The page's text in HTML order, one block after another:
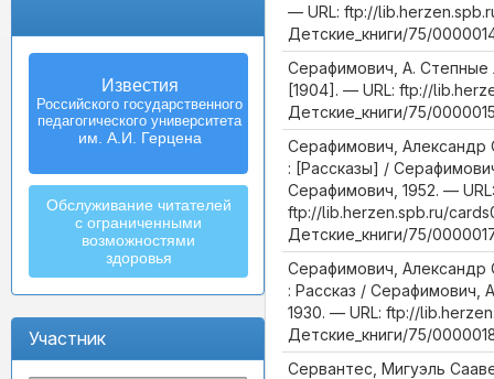
Известия
Российского государственного
педагогического университета
им. А.И. Герцена
Обслуживание читателей
с ограниченными
возможностями
здоровья
Участник
— URL: ftp://
Детские_книги/75/
Серафимович, А.
[1904]. — URL: ftp://
Детские_книги/75/
Серафимович, Александр
: [Рассказы] /
Серафимович, 1952. — URL:
ftp://lib.herzen.spb.ru/
Детские_книги/75/
Серафимович, Александр
: Рассказ / Серафимович,
1930. — URL: ftp://
Детские_книги/75/
Сервантес, Мигуэль